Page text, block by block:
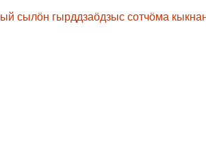
гырддзаӧдзыс сотчӧма